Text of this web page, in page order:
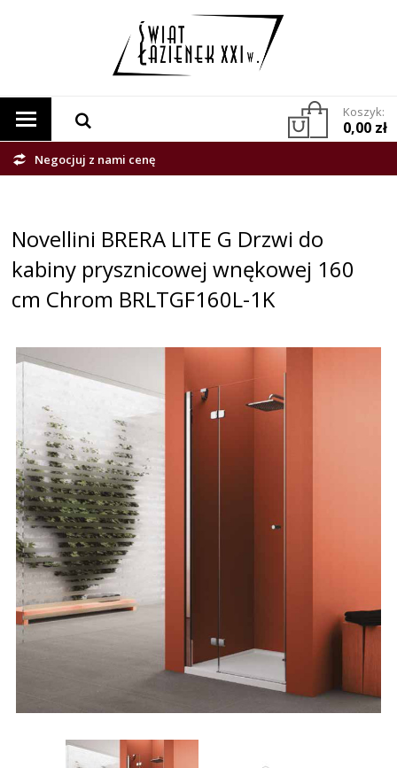
Koszyk:
0,00 zł
Negocjuj z nami cenę
Novellini BRERA LITE G Drzwi do
kabiny prysznicowej wnękowej 160
cm Chrom BRLTGF160L-1K